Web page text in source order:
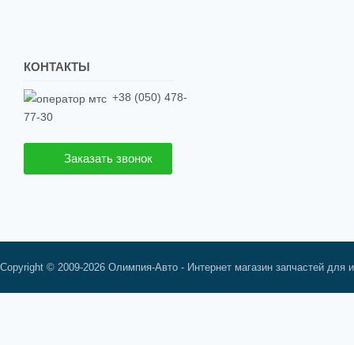
КОНТАКТЫ
+38 (050) 478-
77-30
Заказать звонок
Copyright © 2009-2026 Олимпия-Авто - Интернет магазин запчастей для